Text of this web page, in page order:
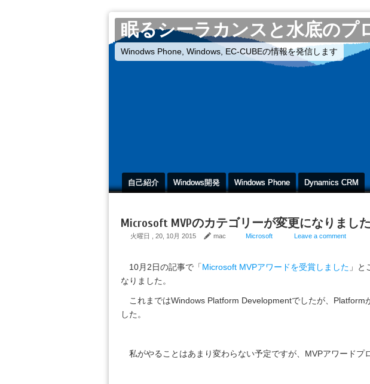
眠るシーラカンスと水底のプ
Winodws Phone, Windows, EC-CUBEの情報を発信します
自己紹介 Windows開発 Windows Phone Dynamics CRM
Microsoft MVPのカテゴリーが変更になりました
火曜日 , 20, 10月 2015 mac Microsoft Leave a comment
10月2日の記事で「Microsoft MVPアワードを受賞しました 」
なりました。
これまではWindows Platform Developmentでしたが、Platform
した。
私がやることはあまり変わらない予定ですが、MVPアワードプ